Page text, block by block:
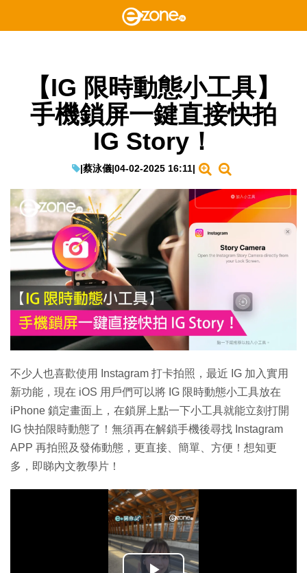
【IG 限時動態小工具】
手機鎖屏一鍵直接快拍
IG Story！
|蔡泳儀|04-02-2025 16:11|
不少人也喜歡使用 Instagram 打卡拍照，最近 IG 加入實用
新功能，現在 iOS 用戶們可以將 IG 限時動態小工具放在
iPhone 鎖定畫面上，在鎖屏上點一下小工具就能立刻打開
IG 快拍限時動態了！無須再在解鎖手機後尋找 Instagram
APP 再拍照及發佈動態，更直接、簡單、方便！想知更
多，即睇內文教學片！